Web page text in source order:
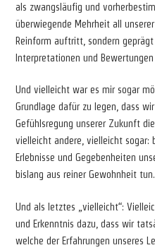
als zwangsläufig und
überwiegende Mehrheit all
Reinform auftritt, sondern geprägt
Interpretationen und
Und vielleicht war es mir sogar
Grundlage dafür zu legen, dass
Gefühlsregung unserer Zukunft
vielleicht andere, vielleicht sogar:
Erlebnisse und Gegebenheiten
bislang aus reiner Gewohnheit tun.
Und als letztes „vielleicht“:
und Erkenntnis dazu, dass wir
welche der Erfahrungen unseres